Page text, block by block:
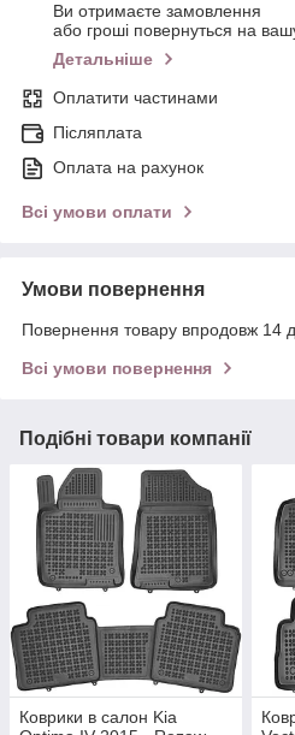
Ви отримаєте замовлення
або гроші повернуться на
Детальніше
Оплатити частинами
Післяплата
Оплата на рахунок
Всі умови оплати
Умови повернення
Повернення товару впродовж 14
Всі умови повернення
Подібні товари компанії
Коврики в салон Kia